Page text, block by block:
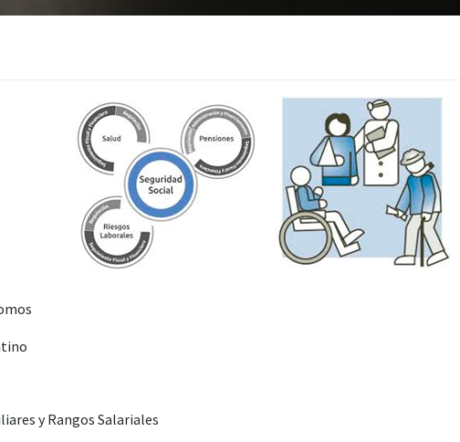
y Rangos Salariales